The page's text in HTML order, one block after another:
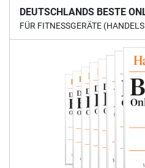
DEUTSCHLANDS BESTE
FÜR FITNESSGERÄTE